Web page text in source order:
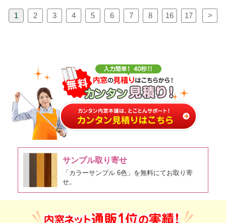
1 2 3 4 5 6 7 8 16 17 >
サンプル取り寄せ
「カラーサンプル 6色」を無料にてお取り寄
せ。